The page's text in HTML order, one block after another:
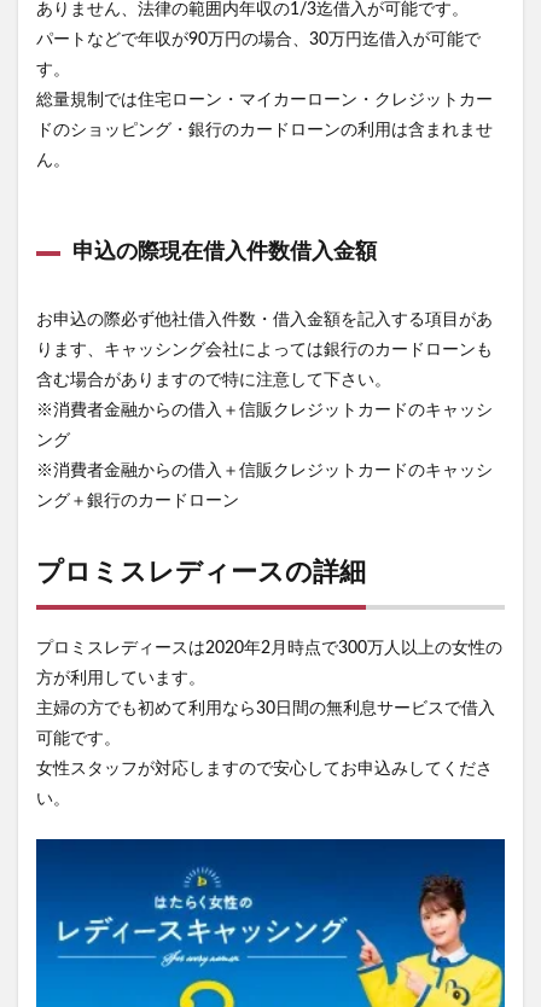
ありません、法律の範囲内年収の1/3迄借入が可能です。
パートなどで年収が90万円の場合、30万円迄借入が可能で
す。
総量規制では住宅ローン・マイカーローン・クレジットカー
ドのショッピング・銀行のカードローンの利用は含まれませ
ん。
申込の際現在借入件数借入金額
お申込の際必ず他社借入件数・借入金額を記入する項目があ
ります、キャッシング会社によっては銀行のカードローンも
含む場合がありますので特に注意して下さい。
※消費者金融からの借入＋信販クレジットカードのキャッシ
ング
※消費者金融からの借入＋信販クレジットカードのキャッシ
ング＋銀行のカードローン
プロミスレディースの詳細
プロミスレディースは2020年2月時点で300万人以上の女性の
方が利用しています。
主婦の方でも初めて利用なら30日間の無利息サービスで借入
可能です。
女性スタッフが対応しますので安心してお申込みしてくださ
い。